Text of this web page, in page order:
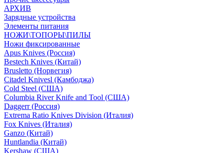
АРХИВ
Зарядные устройства
Элементы питания
НОЖИ\ТОПОРЫ\ПИЛЫ
Ножи фиксированные
Apus Knives (Россия)
Bestech Knives (Китай)
Brusletto (Норвегия)
Citadel Knivesl (Камбоджа)
Cold Steel (США)
Columbia River Knife and Tool (США)
Daggerr (Россия)
Extrema Ratio Knives Division (Италия)
Fox Knives (Италия)
Ganzo (Китай)
Huntlandia (Китай)
Kershaw (США)